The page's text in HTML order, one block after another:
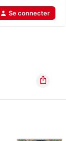
Se connecter